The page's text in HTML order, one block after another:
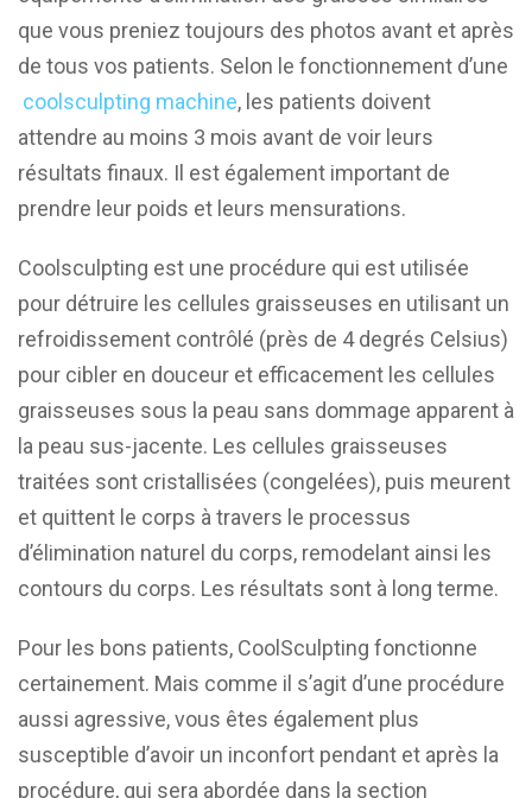
que vous preniez toujours des photos avant et après
de tous vos patients. Selon le fonctionnement d’une
coolsculpting machine, les patients doivent
attendre au moins 3 mois avant de voir leurs
résultats finaux. Il est également important de
prendre leur poids et leurs mensurations.
Coolsculpting est une procédure qui est utilisée
pour détruire les cellules graisseuses en utilisant un
refroidissement contrôlé (près de 4 degrés Celsius)
pour cibler en douceur et efficacement les cellules
graisseuses sous la peau sans dommage apparent à
la peau sus-jacente. Les cellules graisseuses
traitées sont cristallisées (congelées), puis meurent
et quittent le corps à travers le processus
d’élimination naturel du corps, remodelant ainsi les
contours du corps. Les résultats sont à long terme.
Pour les bons patients, CoolSculpting fonctionne
certainement. Mais comme il s’agit d’une procédure
aussi agressive, vous êtes également plus
susceptible d’avoir un inconfort pendant et après la
procédure, qui sera abordée dans la section